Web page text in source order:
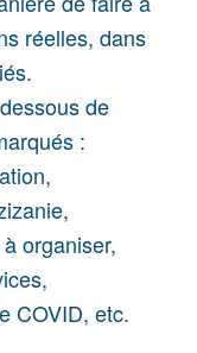
réelles, dans
de
:
organiser,
COVID, etc.